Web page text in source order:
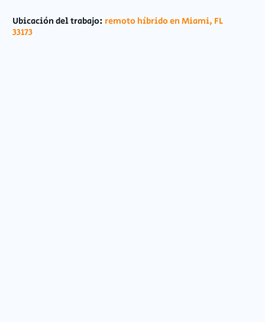
Ubicación del trabajo: remoto híbrido en Miami, FL
33173